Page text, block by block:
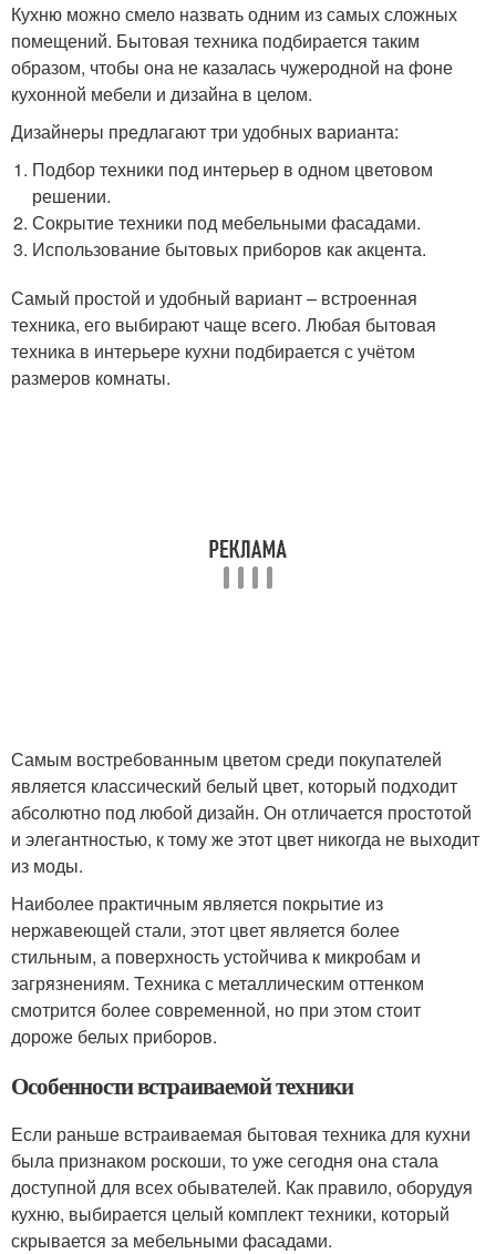
Кухню можно смело назвать одним из самых сложных
помещений. Бытовая техника подбирается таким
образом, чтобы она не казалась чужеродной на фоне
кухонной мебели и дизайна в целом.
Дизайнеры предлагают три удобных варианта:
Подбор техники под интерьер в одном цветовом
решении.
Сокрытие техники под мебельными фасадами.
Использование бытовых приборов как акцента.
Самый простой и удобный вариант – встроенная
техника, его выбирают чаще всего. Любая бытовая
техника в интерьере кухни подбирается с учётом
размеров комнаты.
Самым востребованным цветом среди покупателей
является классический белый цвет, который подходит
абсолютно под любой дизайн. Он отличается простотой
и элегантностью, к тому же этот цвет никогда не выходит
из моды.
Наиболее практичным является покрытие из
нержавеющей стали, этот цвет является более
стильным, а поверхность устойчива к микробам и
загрязнениям. Техника с металлическим оттенком
смотрится более современной, но при этом стоит
дороже белых приборов.
Особенности встраиваемой техники
Если раньше встраиваемая бытовая техника для кухни
была признаком роскоши, то уже сегодня она стала
доступной для всех обывателей. Как правило, оборудуя
кухню, выбирается целый комплект техники, который
скрывается за мебельными фасадами.